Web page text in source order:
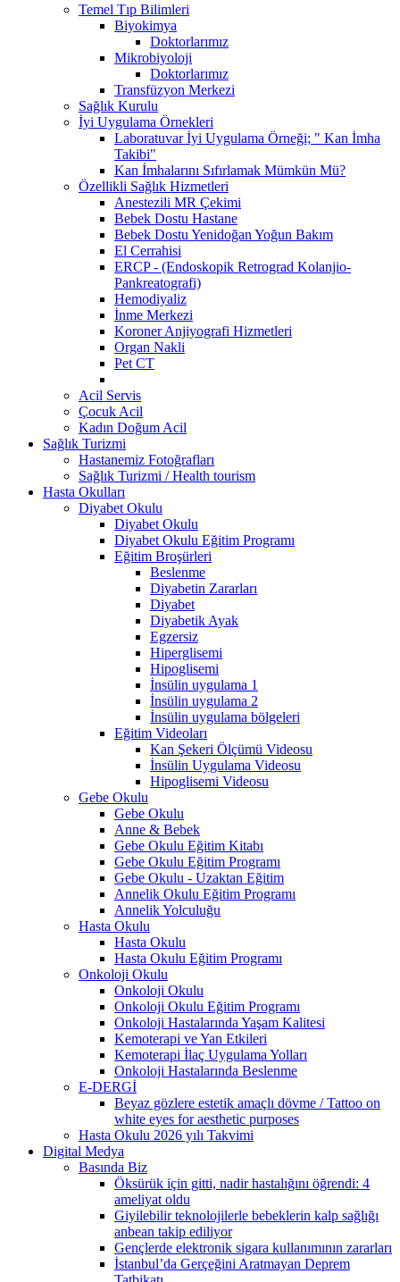
Temel Tıp Bilimleri
Biyokimya
Doktorlarımız
Mikrobiyoloji
Doktorlarımız
Transfüzyon Merkezi
Sağlık Kurulu
İyi Uygulama Örnekleri
Laboratuvar İyi Uygulama Örneği; " Kan İmha
Takibi"
Kan İmhalarını Sıfırlamak Mümkün Mü?
Özellikli Sağlık Hizmetleri
Anestezili MR Çekimi
Bebek Dostu Hastane
Bebek Dostu Yenidoğan Yoğun Bakım
El Cerrahisi
ERCP - (Endoskopik Retrograd Kolanjio-
Pankreatografi)
Hemodiyaliz
İnme Merkezi
Koroner Anjiyografi Hizmetleri
Organ Nakli
Pet CT
Acil Servis
Çocuk Acil
Kadın Doğum Acil
Sağlık Turizmi
Hastanemiz Fotoğrafları
Sağlık Turizmi / Health tourism
Hasta Okulları
Diyabet Okulu
Diyabet Okulu
Diyabet Okulu Eğitim Programı
Eğitim Broşürleri
Beslenme
Diyabetin Zararları
Diyabet
Diyabetik Ayak
Egzersiz
Hiperglisemi
Hipoglisemi
İnsülin uygulama 1
İnsülin uygulama 2
İnsülin uygulama bölgeleri
Eğitim Videoları
Kan Şekeri Ölçümü Videosu
İnsülin Uygulama Videosu
Hipoglisemi Videosu
Gebe Okulu
Gebe Okulu
Anne & Bebek
Gebe Okulu Eğitim Kitabı
Gebe Okulu Eğitim Programı
Gebe Okulu - Uzaktan Eğitim
Annelik Okulu Eğitim Programı
Annelik Yolculuğu
Hasta Okulu
Hasta Okulu
Hasta Okulu Eğitim Programı
Onkoloji Okulu
Onkoloji Okulu
Onkoloji Okulu Eğitim Programı
Onkoloji Hastalarında Yaşam Kalitesi
Kemoterapi ve Yan Etkileri
Kemoterapi İlaç Uygulama Yolları
Onkoloji Hastalarında Beslenme
E-DERGİ
Beyaz gözlere estetik amaçlı dövme / Tattoo on
white eyes for aesthetic purposes
Hasta Okulu 2026 yılı Takvimi
Digital Medya
Basında Biz
Öksürük için gitti, nadir hastalığını öğrendi: 4
ameliyat oldu
Giyilebilir teknolojilerle bebeklerin kalp sağlığı
anbean takip ediliyor
Gençlerde elektronik sigara kullanımının zararları
İstanbul’da Gerçeğini Aratmayan Deprem